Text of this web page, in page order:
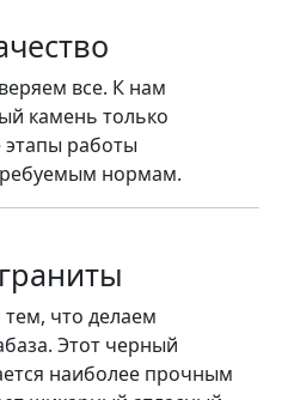
все. К нам
камень только
этапы работы
нормам.
что делаем
Этот черный
наиболее прочным